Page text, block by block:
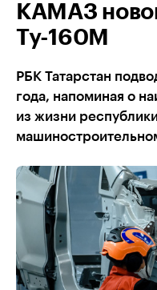
КАМАЗ
Ту-160М
РБК Татарстан
года, напоминая о
из жизни